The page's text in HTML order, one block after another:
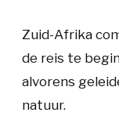
Zuid-Afrika
de reis te
alvorens
natuur.